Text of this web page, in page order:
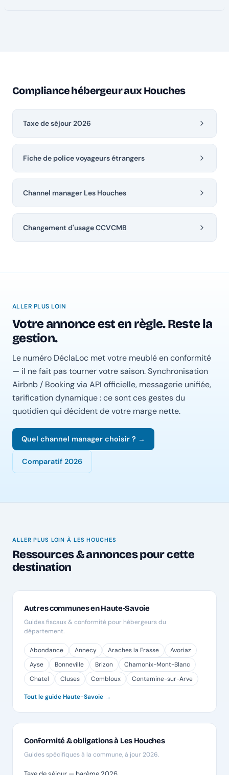
Compliance hébergeur aux Houches
Taxe de séjour 2026
Fiche de police voyageurs étrangers
Channel manager Les Houches
Changement d'usage CCVCMB
ALLER PLUS LOIN
Votre annonce est en règle. Reste la
gestion.
Le numéro DéclaLoc met votre meublé en conformité
— il ne fait pas tourner votre saison. Synchronisation
Airbnb / Booking via API officielle, messagerie unifiée,
tarification dynamique : ce sont ces gestes du
quotidien qui décident de votre marge nette.
Quel channel manager choisir ? →
Comparatif 2026
ALLER PLUS LOIN À LES HOUCHES
Ressources & annonces pour cette
destination
Autres communes en Haute-Savoie
Guides fiscaux & conformité pour hébergeurs du
département.
Abondance Annecy Araches la Frasse
Avoriaz
Ayse
Bonneville Brizon
Chamonix-Mont-Blanc
Chatel
Cluses Combloux Contamine-sur-Arve
Tout le guide Haute-Savoie →
Conformité & obligations à Les Houches
Guides spécifiques à la commune, à jour 2026.